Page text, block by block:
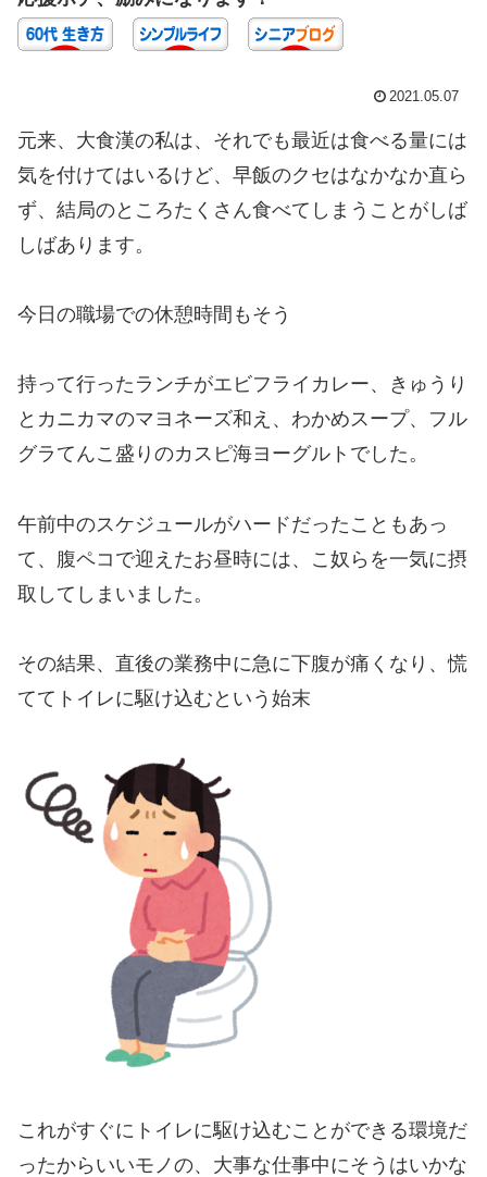
2021.05.07
元来、大食漢の私は、それでも最近は食べる量には
気を付けてはいるけど、早飯のクセはなかなか直ら
ず、結局のところたくさん食べてしまうことがしば
しばあります。
今日の職場での休憩時間もそう
持って行ったランチがエビフライカレー、きゅうり
とカニカマのマヨネーズ和え、わかめスープ、フル
グラてんこ盛りのカスピ海ヨーグルトでした。
午前中のスケジュールがハードだったこともあっ
て、腹ペコで迎えたお昼時には、こ奴らを一気に摂
取してしまいました。
その結果、直後の業務中に急に下腹が痛くなり、慌
ててトイレに駆け込むという始末
これがすぐにトイレに駆け込むことができる環境だ
ったからいいモノの、大事な仕事中にそうはいかな